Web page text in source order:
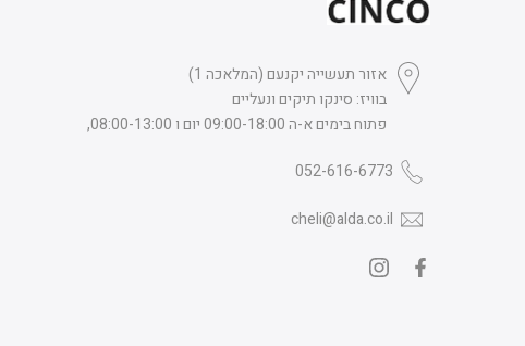
אזור תעשייה יקנעם (המלאכה 1)
בוויז: סינקו תיקים ונעליים
פתוח בימים א-ה 09:00-18:00 יום ו 08:00-13:00,
052-616-6773
cheli@alda.co.il